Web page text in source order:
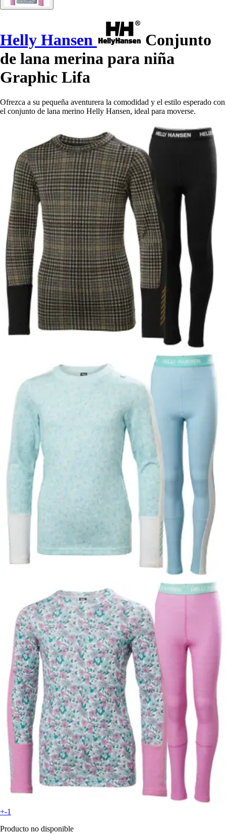
Helly Hansen
Conjunto
de lana merina para niña
Graphic Lifa
Ofrezca a su pequeña aventurera la comodidad y el estilo esperado con
el conjunto de lana merino Helly Hansen, ideal para moverse.
+-1
Producto no disponible